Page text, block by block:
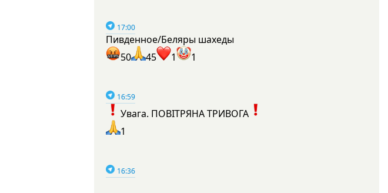
17:00
Пивденное/Беляры шахеды
50
45 1 1
16:59
Увага. ПОВІТРЯНА ТРИВОГА
1
16:36